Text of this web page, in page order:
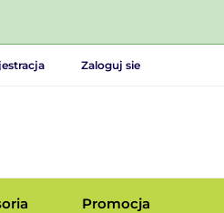
Zaloguj sie
Promocja